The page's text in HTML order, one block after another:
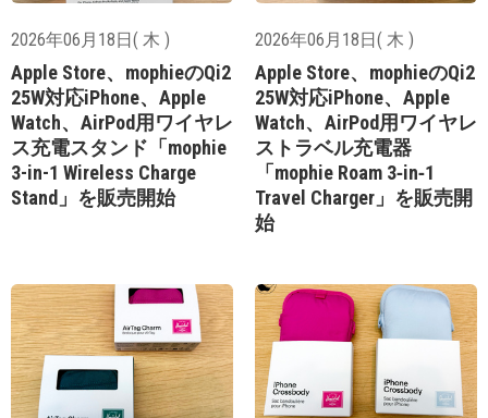
2026年06月18日( 木 )
Apple Store、mophieのQi2
25W対応iPhone、Apple
Watch、AirPod用ワイヤレ
ス充電スタンド「mophie
3-in-1 Wireless Charge
Stand」を販売開始
2026年06月18日( 木 )
Apple Store、mophieのQi2
25W対応iPhone、Apple
Watch、AirPod用ワイヤレ
ストラベル充電器
「mophie Roam 3‑in‑1
Travel Charger」を販売開
始